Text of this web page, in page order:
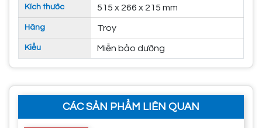
Kích thước 515 x 266 x 215 mm
Hãng Troy
Kiểu Miễn bảo dưỡng
CÁC SẢN PHẨM LIÊN QUAN